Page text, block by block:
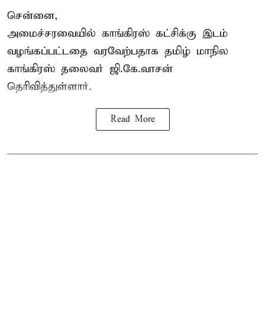
சென்னை,
அமைச்சரவையில் காங்கிரஸ் கட்சிக்கு இடம்
வழங்கப்பட்டதை வரவேற்பதாக தமிழ் மாநில
காங்கிரஸ் தலைவர் ஜி.கே.வாசன்
தெரிவித்துள்ளார்.
Read More